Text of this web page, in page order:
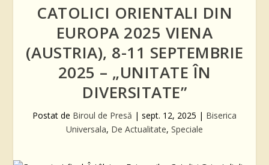
CATOLICI ORIENTALI DIN
EUROPA 2025 VIENA
(AUSTRIA), 8-11 SEPTEMBRIE
2025 – „UNITATE ÎN
DIVERSITATE”
Postat de Biroul de Presă | sept. 12, 2025 | Biserica
Universala, De Actualitate, Speciale